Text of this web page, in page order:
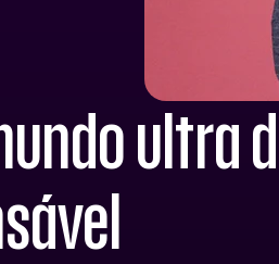
ultra